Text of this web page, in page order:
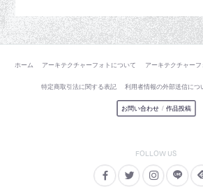
ホーム アーキテクチャーフォトについて アーキテクチャー
特定商取引法に関する表記 利用者情報の外部送信につ
お問い合わせ / 作品投稿